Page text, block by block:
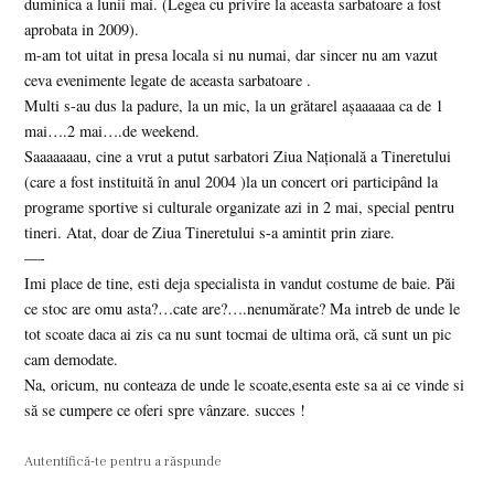
aprobata in 2009).
m-am tot uitat in presa locala si nu numai, dar sincer nu am vazut
ceva evenimente legate de aceasta sarbatoare .
Multi s-au dus la padure, la un mic, la un grătarel așaaaaaa ca de 1
mai….2 mai….de weekend.
Saaaaaaau, cine a vrut a putut sarbatori Ziua Naţională a Tineretului
(care a fost instituită în anul 2004 )la un concert ori participând la
programe sportive si culturale organizate azi in 2 mai, special pentru
tineri. Atat, doar de Ziua Tineretului s-a amintit prin ziare.
––-
Imi place de tine, esti deja specialista in vandut costume de baie. Păi
ce stoc are omu asta?…cate are?….nenumărate? Ma intreb de unde le
tot scoate daca ai zis ca nu sunt tocmai de ultima oră, că sunt un pic
cam demodate.
Na, oricum, nu conteaza de unde le scoate,esenta este sa ai ce vinde si
să se cumpere ce oferi spre vânzare. succes !
Autentifică-te pentru a răspunde